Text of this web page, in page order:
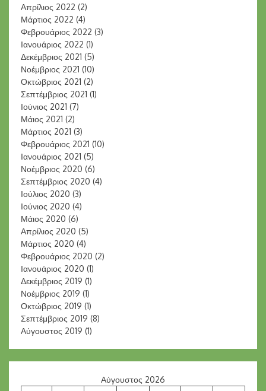
Απρίλιος 2022 (2)
Μάρτιος 2022 (4)
Φεβρουάριος 2022 (3)
Ιανουάριος 2022 (1)
Δεκέμβριος 2021 (5)
Νοέμβριος 2021 (10)
Οκτώβριος 2021 (2)
Σεπτέμβριος 2021 (1)
Ιούνιος 2021 (7)
Μάιος 2021 (2)
Μάρτιος 2021 (3)
Φεβρουάριος 2021 (10)
Ιανουάριος 2021 (5)
Νοέμβριος 2020 (6)
Σεπτέμβριος 2020 (4)
Ιούλιος 2020 (3)
Ιούνιος 2020 (4)
Μάιος 2020 (6)
Απρίλιος 2020 (5)
Μάρτιος 2020 (4)
Φεβρουάριος 2020 (2)
Ιανουάριος 2020 (1)
Δεκέμβριος 2019 (1)
Νοέμβριος 2019 (1)
Οκτώβριος 2019 (1)
Σεπτέμβριος 2019 (8)
Αύγουστος 2019 (1)
Αύγουστος 2026